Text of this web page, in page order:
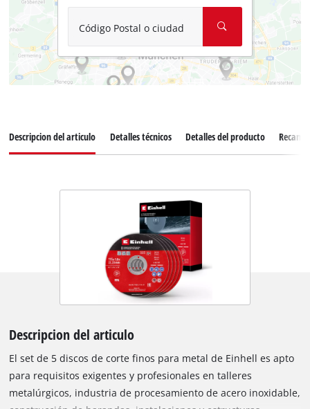
Código Postal o ciudad
Descripcion del articulo Detalles técnicos Detalles del producto
Descripcion del articulo
El set de 5 discos de corte finos para metal de Einhell es apto
para requisitos exigentes y profesionales en talleres
metalúrgicos, industria de procesamiento de acero inoxidable,